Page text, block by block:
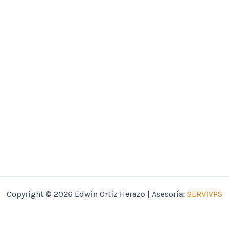
Copyright © 2026 Edwin Ortiz Herazo | Asesoría: SERVIVPS